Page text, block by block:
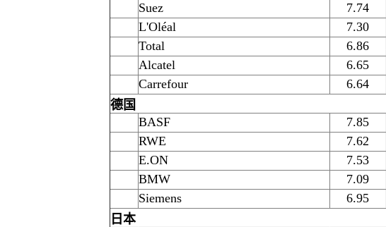
Suez
7.74
L'Oléal
7.30
Total
6.86
Alcatel
6.65
Carrefour
6.64
德国
BASF
7.85
RWE
7.62
E.ON
7.53
BMW
7.09
Siemens
6.95
日本